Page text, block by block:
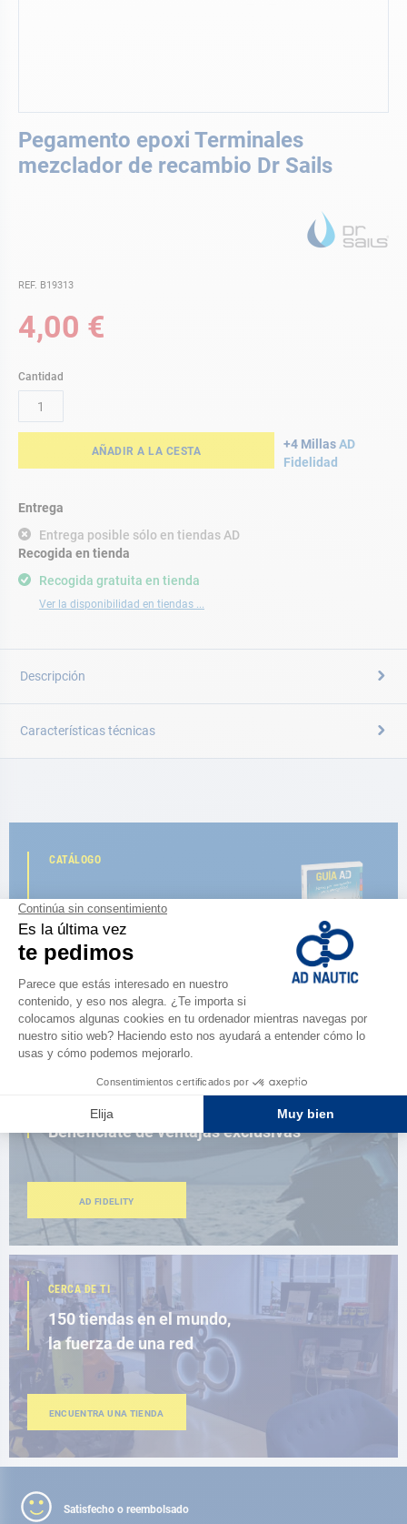
Pegamento epoxi Terminales
mezclador de recambio Dr Sails
REF. B19313
4,00 €
Cantidad
AÑADIR A LA CESTA +4 MillasAD
Fidelidad
Entrega
Entrega posible sólo en tiendas AD
Recogida gratuita en tienda
Ver la disponibilidad en tiendas ...
Recogida en tienda
al
de
Descripción
Características técnicas
CATÁLOGO
Descubre
la nueva guía AD 2026
NAVEGAR POR EL CATÁLOGO
ESPACIO FIDELIDAD
¿Eres apasionado?
Benefíciate de ventajas exclusivas
AD FIDELITY
CERCA DE TI
150 tiendas en el mundo,
la fuerza de una red
ENCUENTRA UNA TIENDA
Satisfecho o reembolsado